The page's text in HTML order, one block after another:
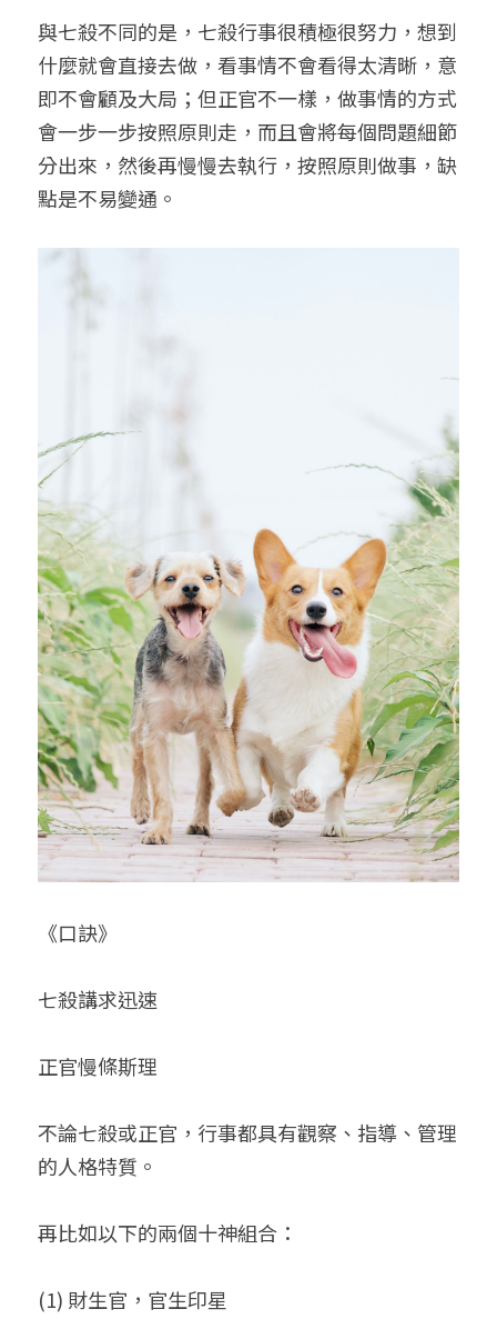
與七殺不同的是，七殺行事很積極很努力，想到
什麼就會直接去做，看事情不會看得太清晰，意
即不會顧及大局；但正官不一樣，做事情的方式
會一步一步按照原則走，而且會將每個問題細節
分出來，然後再慢慢去執行，按照原則做事，缺
點是不易變通。
《口訣》
七殺講求迅速
正官慢條斯理
不論七殺或正官，行事都具有觀察、指導、管理
的人格特質。
再比如以下的兩個十神組合：
(1) 財生官，官生印星